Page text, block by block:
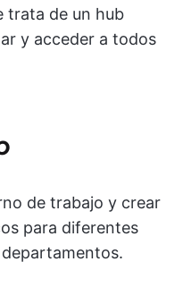
trata de un hub
y acceder a todos
de trabajo y crear
para diferentes